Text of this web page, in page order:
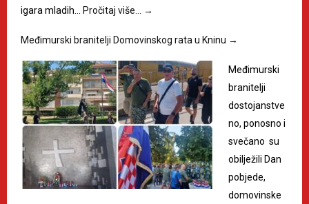
igara mladih… Pročitaj više… →
Međimurski branitelji Domovinskog rata u Kninu →
Međimurski
branitelji
dostojanstve
no, ponosno i
svečano su
obilježili Dan
pobjede,
domovinske